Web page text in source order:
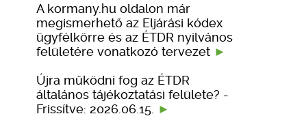
A kormany.hu oldalon már
megismerhető az Eljárási kódex
ügyfélkörre és az ÉTDR nyilvános
felületére vonatkozó tervezet
Újra működni fog az ÉTDR
általános tájékoztatási felülete? -
Frissítve: 2026.06.15.